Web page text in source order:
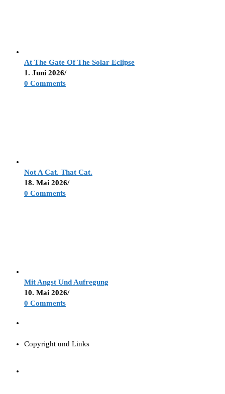
At The Gate Of The Solar Eclipse
1. Juni 2026/
0 Comments
Not A Cat. That Cat.
18. Mai 2026/
0 Comments
Mit Angst Und Aufregung
10. Mai 2026/
0 Comments
Copyright und Links